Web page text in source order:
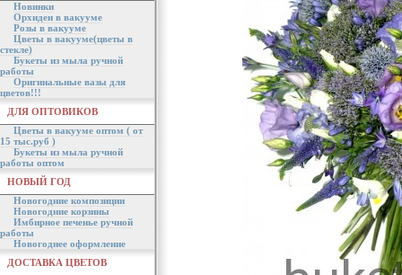
Новинки
Орхидеи в вакууме
Розы в вакууме
Цветы в вакууме(цветы в
стекле)
Букеты из мыла ручной
работы
Оригинальные вазы для
цветов!!!
ДЛЯ ОПТОВИКОВ
Цветы в вакууме оптом ( от
15 тыс.руб )
Букеты из мыла ручной
работы оптом
НОВЫЙ ГОД
Новогодние композиции
Новогодние корзины
Имбирное печенье ручной
работы
Новогоднее оформление
ДОСТАВКА ЦВЕТОВ